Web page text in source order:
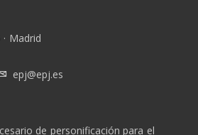
· Madrid
epj@epj.es
de personificación para el